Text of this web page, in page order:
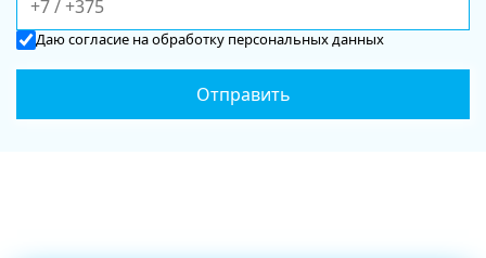
Даюсогласие на обработку персональных данных